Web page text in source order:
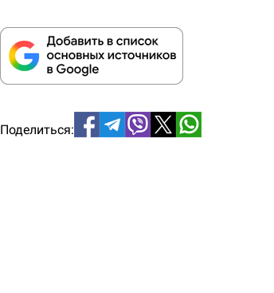
Поделиться: